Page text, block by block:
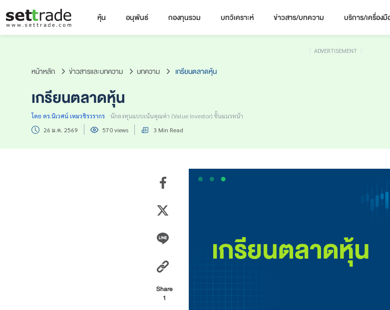
หุ้น อนุพันธ์ กองทุนรวม บทวิเคราะห์ ข่าวสาร/บทความ บริการ/เครื่องมื
หลักทรัพย์ค้นหายอดนิยม
ADVERTISEMENT
หน้าหลัก ข่าวสารและบทความ บทความ เกรียนตลาดหุ้น
เกรียนตลาดหุ้น
โดย ดร.นิเวศน์ เหมวชิรวรากร
นักลงทุนแบบเน้นคุณค่า (Value Investor) ชั้นแนวหน้า
26 ม.ค. 2569
570 views 3 Min Read
Share
1